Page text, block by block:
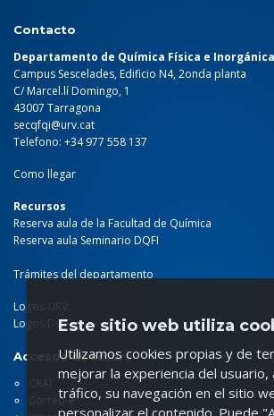
Contacto
Departamento de Química Física e Inorgánica
Campus Sescelades, Edificio N4, 2onda planta
C/ Marcel.lí Domingo, 1
43007 Tarragona
secqfqi@urv.cat
Telefono: +34 977 558 137
Como llegar
Recursos
Reserva aula de la Facultad de Química
Reserva aula Seminario DQFI
Trámites del departamento
Logos URV
Logos DQFI
Accesos directors
CRAI
Correo-e
Este sitio web utiliza
Utilizamos cookies propias y de
mejorar la experiencia del usuario,
tráfico, su navegación en el sitio
personalizar el contenido. Puede